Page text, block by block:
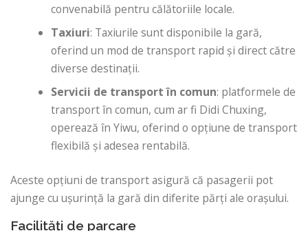
convenabilă pentru călătoriile locale.
Taxiuri: Taxiurile sunt disponibile la gară,
oferind un mod de transport rapid și direct către
diverse destinații.
Servicii de transport în comun: platformele de
transport în comun, cum ar fi Didi Chuxing,
operează în Yiwu, oferind o opțiune de transport
flexibilă și adesea rentabilă.
Aceste opțiuni de transport asigură că pasagerii pot
ajunge cu ușurință la gară din diferite părți ale orașului.
Facilități de parcare